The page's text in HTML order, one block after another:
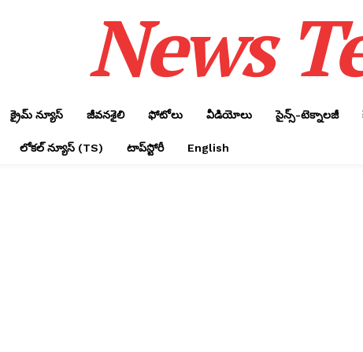
News
క్రైమ్ న్యూస్‌ జీవనశైలి ఫోటోలు వీడియోలు సైన్స్‌-టెక్నాలజీ
లోక‌ల్ న్యూస్‌ (TS) టాప్‌స్టోరీ English